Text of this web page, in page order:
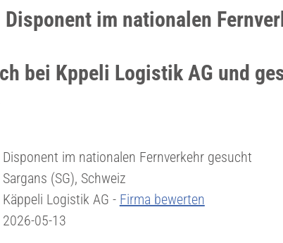
im nationalen
bei Kppeli Logistik AG und
Disponent im nationalen Fernverkehr gesucht
Sargans (SG), Schweiz
Käppeli Logistik AG - Firma bewerten
2026-05-13